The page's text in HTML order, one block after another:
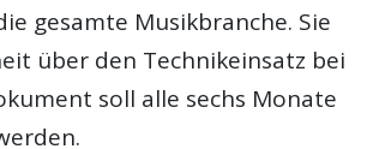
gesamte Musikbranche. Sie
über den Technikeinsatz bei
soll alle sechs Monate